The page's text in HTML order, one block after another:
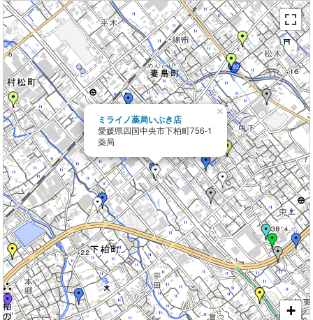
ミライノ薬局いぶき店
愛媛県四国中央市下柏町756-1
薬局
×
+